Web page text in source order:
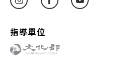
指導單位